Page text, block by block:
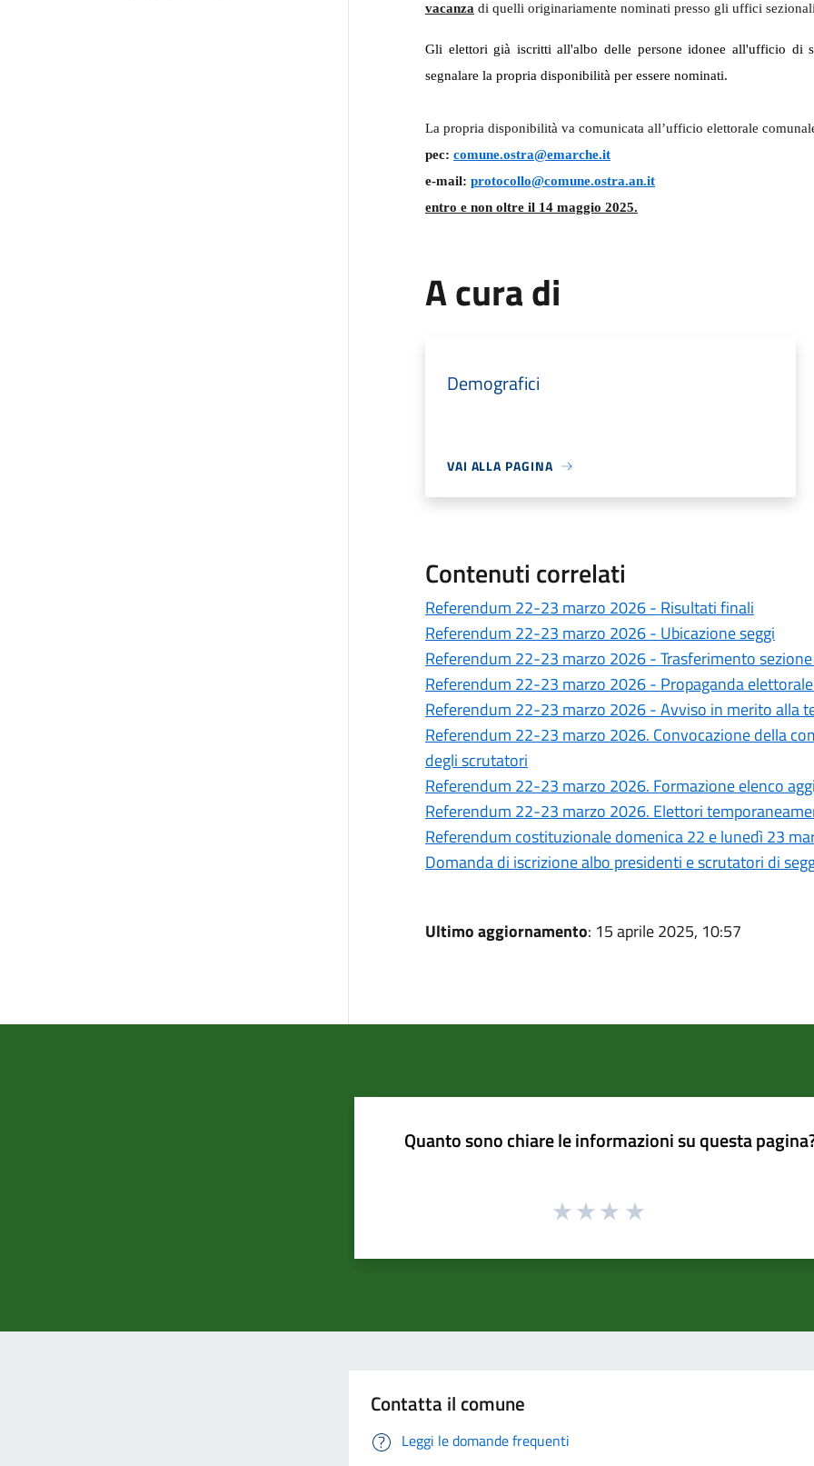
vacanza di quelli originariamente nominati presso gli uffici
Gli elettori già iscritti all'albo delle persone idonee all'ufficio di
segnalare la propria disponibilità per essere nominati.
La propria disponibilità va comunicata all’ufficio elettorale
pec: comune.ostra@emarche.it
e-mail: protocollo@comune.ostra.an.it
entro e non oltre il 14 maggio 2025.
A cura di
Demografici
VAI ALLA PAGINA
Contenuti correlati
Referendum 22-23 marzo 2026 - Risultati finali
Referendum 22-23 marzo 2026 - Ubicazione seggi
Referendum 22-23 marzo 2026 - Trasferimento
Referendum 22-23 marzo 2026 - Propaganda
Referendum 22-23 marzo 2026 - Avviso in merito alla
Referendum 22-23 marzo 2026. Convocazione della
degli scrutatori
Referendum 22-23 marzo 2026. Formazione elenco
Referendum 22-23 marzo 2026. Elettori
Referendum costituzionale domenica 22 e lunedì 23
Domanda di iscrizione albo presidenti e scrutatori di
Ultimo aggiornamento: 15 aprile 2025, 10:57
Quanto sono chiare le informazioni su questa
Contatta il comune
Leggi le domande frequenti